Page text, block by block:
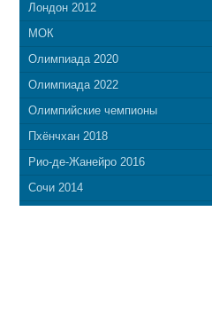
Лондон 2012
МОК
Олимпиада 2020
Олимпиада 2022
Олимпийские чемпионы
Пхёнчхан 2018
Рио-де-Жанейро 2016
Сочи 2014